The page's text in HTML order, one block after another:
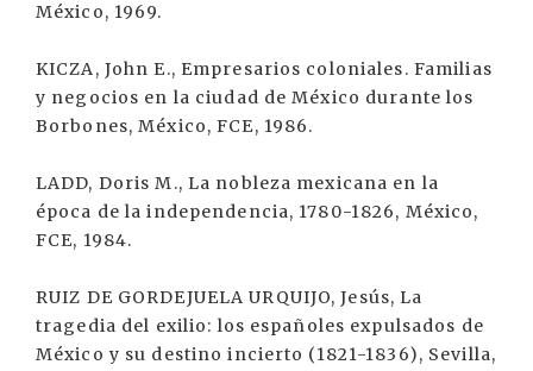
México, 1969.
KICZA, John E., Empresarios coloniales. Familias
y negocios en la ciudad de México durante los
Borbones, México, FCE, 1986.
LADD, Doris M., La nobleza mexicana en la
época de la independencia, 1780-1826, México,
FCE, 1984.
RUIZ DE GORDEJUELA URQUIJO, Jesús, La
tragedia del exilio: los españoles expulsados de
México y su destino incierto (1821-1836), Sevilla,